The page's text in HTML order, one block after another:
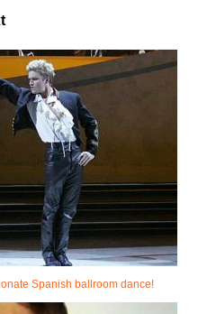
Spanish ballroom dance!